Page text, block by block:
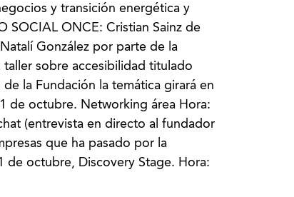
y transición energética y
SOCIAL ONCE: Cristian Sainz de
González por parte de la
sobre accesibilidad titulado
la Fundación la temática girará en
de octubre. Networking área Hora:
(entrevista en directo al fundador
que ha pasado por la
de octubre, Discovery Stage. Hora: